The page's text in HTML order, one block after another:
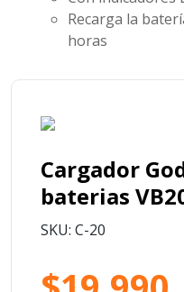
Recarga la
horas
Cargador
baterias
SKU: C-20